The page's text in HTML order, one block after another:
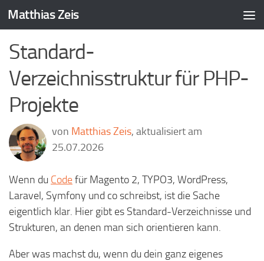
Zum Inhalt springen
Matthias Zeis
Standard-
Verzeichnisstruktur für PHP-
Projekte
von Matthias Zeis, aktualisiert am
25.07.2026
Wenn du Codefür Magento 2, TYPO3, WordPress,
Laravel, Symfony und co schreibst, ist die Sache
eigentlich klar. Hier gibt es Standard-Verzeichnisse und
Strukturen, an denen man sich orientieren kann.
Aber was machst du, wenn du dein ganz eigenes